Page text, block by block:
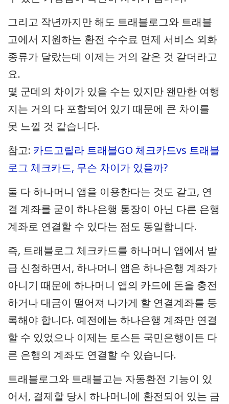
그리고 작년까지만 해도 트래블로그와 트래블
고에서 지원하는 환전 수수료 면제 서비스 외화
종류가 달랐는데 이제는 거의 같은 것 같더라고
요.
몇 군데의 차이가 있을 수는 있지만 왠만한 여행
지는 거의 다 포함되어 있기 때문에 큰 차이를
못 느낄 것 같습니다.
참고: 카드고릴라 트래블GO 체크카드vs 트래블
로그 체크카드, 무슨 차이가 있을까?
둘 다 하나머니 앱을 이용한다는 것도 같고, 연
결 계좌를 굳이 하나은행 통장이 아닌 다른 은행
계좌로 연결할 수 있다는 점도 동일합니다.
즉, 트래블로그 체크카드를 하나머니 앱에서 발
급 신청하면서, 하나머니 앱은 하나은행 계좌가
아니기 때문에 하나머니 앱의 카드에 돈을 충전
하거나 대금이 떨어져 나가게 할 연결계좌를 등
록해야 합니다. 예전에는 하나은행 계좌만 연결
할 수 있었으나 이제는 토스든 국민은행이든 다
른 은행의 계좌도 연결할 수 있습니다.
트래블로그와 트래블고는 자동환전 기능이 있
어서, 결제할 당시 하나머니에 환전되어 있는 금